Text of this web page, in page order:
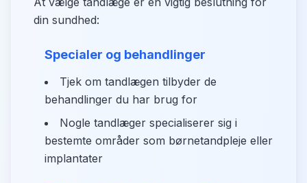
din sundhed:
Specialer og behandlinger
Tjek om tandlægen tilbyder de
behandlinger du har brug for
Nogle tandlæger specialiserer sig i
bestemte områder som børnetandpleje eller
implantater